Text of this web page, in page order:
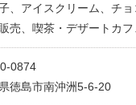
、アイスクリーム、チ
売、喫茶・デザートカ
0874
徳島市南沖洲5-6-20